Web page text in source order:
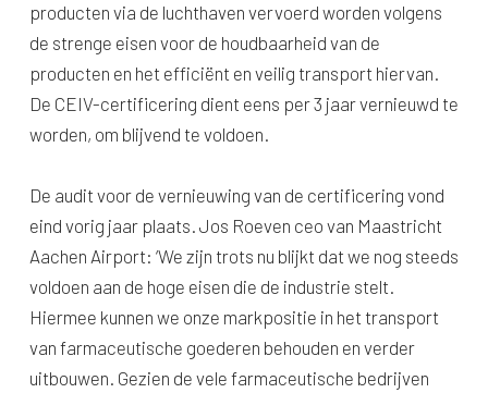
producten via de luchthaven vervoerd worden volgens
de strenge eisen voor de houdbaarheid van de
producten en het efficiënt en veilig transport hiervan.
De CEIV-certificering dient eens per 3 jaar vernieuwd te
worden, om blijvend te voldoen.
De audit voor de vernieuwing van de certificering vond
eind vorig jaar plaats. Jos Roeven ceo van Maastricht
Aachen Airport: ‘We zijn trots nu blijkt dat we nog steeds
voldoen aan de hoge eisen die de industrie stelt.
Hiermee kunnen we onze markpositie in het transport
van farmaceutische goederen behouden en verder
uitbouwen. Gezien de vele farmaceutische bedrijven